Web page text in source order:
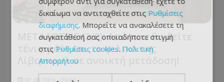
ΜΕΤΑΔΟΣΕΙΣ (2/8): Από που θα δείτε
τένις, ράλι και το φιλικό της
Λίβερπουλ σε ανοικτή μετάδοση!
02.08.2026 - 09:03
δικαίωμα να αντιταχθείτε στις Ρυθμίσεις
διαφήμισης. Μπορείτε να ανακαλέσετε τη
συγκατάθεσή σας οποιαδήποτε στιγμή
στις Ρυθμίσεις cookies. Πολιτική
Απορρήτου